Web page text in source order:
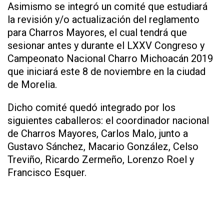
Asimismo se integró un comité que estudiará
la revisión y/o actualización del reglamento
para Charros Mayores, el cual tendrá que
sesionar antes y durante el LXXV Congreso y
Campeonato Nacional Charro Michoacán 2019
que iniciará este 8 de noviembre en la ciudad
de Morelia.
Dicho comité quedó integrado por los
siguientes caballeros: el coordinador nacional
de Charros Mayores, Carlos Malo, junto a
Gustavo Sánchez, Macario González, Celso
Treviño, Ricardo Zermeño, Lorenzo Roel y
Francisco Esquer.